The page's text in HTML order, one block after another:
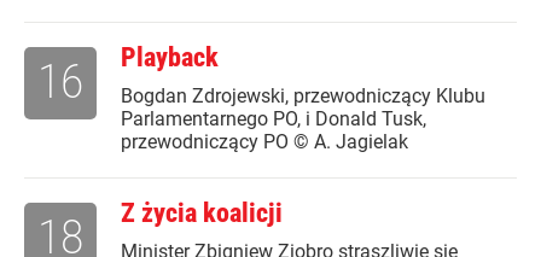
Playback
Bogdan Zdrojewski, przewodniczący Klubu
Parlamentarnego PO, i Donald Tusk,
przewodniczący PO © A. Jagielak
16
Z życia koalicji
Minister Zbigniew Ziobro straszliwie się
18